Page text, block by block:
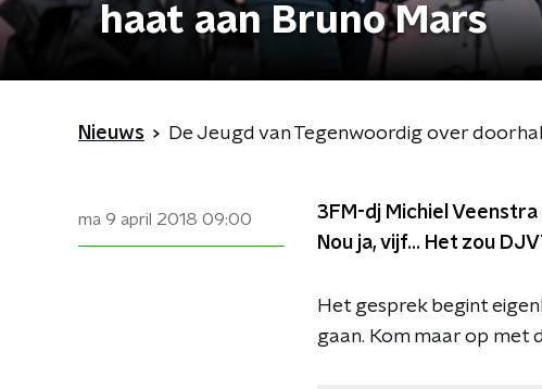
haat aan Bruno Mars
Nieuws De Jeugd van Tegenwoordig over
ma 9 april 2018 09:00
3FM-dj Michiel
Nou ja, vijf... Het zou
Het gesprek begint
gaan. Kom maar op met